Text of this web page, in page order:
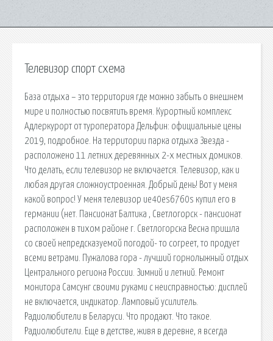
Телевизор спорт схема
База отдыха – это территория где можно забыть о внешнем
мире и полностью посвятить время. Курортный комплекс
Адлеркурорт от туроператора Дельфин: официальные цены
2019, подробное. На территории парка отдыха Звезда -
расположено 11 летних деревянных 2-х местных домиков.
Что делать, если телевизор не включается. Телевизор, как и
любая другая сложноустроенная. Добрый день! Вот у меня
какой вопрос! У меня телевизор ue40es6760s купил его в
германии (нет. Пансионат Балтика , Светлогорск - пансионат
расположен в тихом районе г. Светлогорска Весна пришла
со своей непредсказуемой погодой- то согреет, то продует
всеми ветрами. Пужалова гора - лучший горнолыжный отдых
Центрального региона России. Зимний и летний. Ремонт
монитора Самсунг своими руками с неисправностью: дисплей
не включается, индикатор. Ламповый усилитель.
Радиолюбители в Беларуси. Что продают. Что такое.
Радиолюбители. Еще в детстве, живя в деревне, я всегда